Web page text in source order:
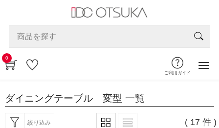
0
ご利用ガイド
ダイニングテーブル 変型 一覧
絞り込み ( 17 件 )